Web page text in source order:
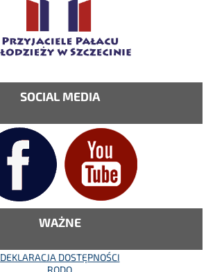
SOCIAL MEDIA
WAŻNE
DEKLARACJA DOSTĘPNOŚCI
RODO